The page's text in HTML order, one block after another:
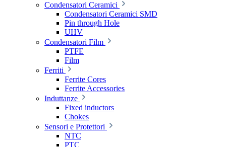
Condensatori Ceramici
Condensatori Ceramici SMD
Pin through Hole
UHV
Condensatori Film
PTFE
Film
Ferriti
Ferrite Cores
Ferrite Accessories
Induttanze
Fixed inductors
Chokes
Sensori e Protettori
NTC
PTC